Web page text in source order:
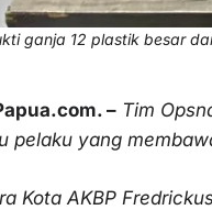
ganja 12 plastik besar
– Tim
pelaku yang
Kota AKBP